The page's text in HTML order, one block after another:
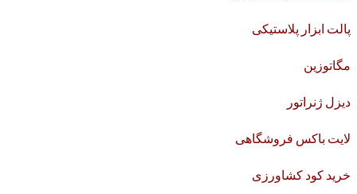
پالت ابزار پلاستیکی
مگاتوزین
دیزل ژنراتور
لایت باکس فروشگاهی
خرید کود کشاورزی